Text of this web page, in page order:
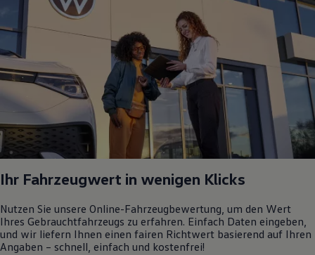
Ihr Fahrzeugwert in wenigen Klicks
Nutzen Sie unsere Online-Fahrzeugbewertung, um den Wert
Ihres Gebrauchtfahrzeugs zu erfahren. Einfach Daten eingeben,
und wir liefern Ihnen einen fairen Richtwert basierend auf Ihren
Angaben – schnell, einfach und kostenfrei!